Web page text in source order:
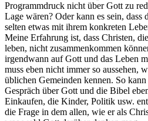
Programmdruck nicht über Gott zu
Lage wären? Oder kann es sein, dass
selten etwas mit ihrem konkreten
Meine Erfahrung ist, dass Christen,
leben, nicht zusammenkommen
irgendwann auf Gott und das Leben
muss eben nicht immer so aussehen,
üblichen Gemeinden kennen. So kann
Gespräch über Gott und die Bibel
Einkaufen, die Kinder, Politik usw.
die Frage in dem allen, wie er als